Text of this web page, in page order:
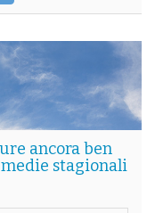
ancora ben
stagionali